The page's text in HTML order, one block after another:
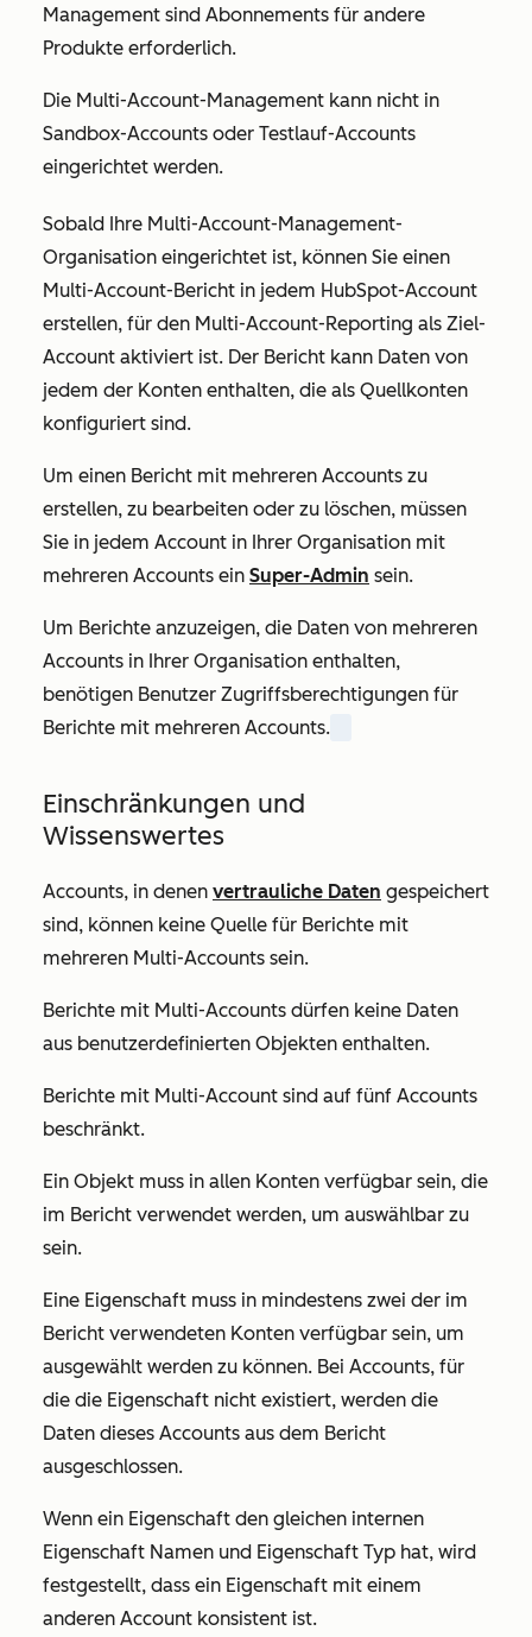
Management sind Abonnements für andere
Produkte erforderlich.
Die Multi-Account-Management kann nicht in
Sandbox-Accounts oder Testlauf-Accounts
eingerichtet werden.
Sobald Ihre Multi-Account-Management-
Organisation eingerichtet ist, können Sie einen
Multi-Account-Bericht in jedem HubSpot-Account
erstellen, für den Multi-Account-Reporting als Ziel-
Account aktiviert ist. Der Bericht kann Daten von
jedem der Konten enthalten, die als Quellkonten
konfiguriert sind.
Um einen Bericht mit mehreren Accounts zu
erstellen, zu bearbeiten oder zu löschen, müssen
Sie in jedem Account in Ihrer Organisation mit
mehreren Accounts ein Super-Admin sein.
Um Berichte anzuzeigen, die Daten von mehreren
Accounts in Ihrer Organisation enthalten,
benötigen Benutzer Zugriffsberechtigungen für
Berichte mit mehreren Accounts.
Einschränkungen und
Wissenswertes
Accounts, in denen vertrauliche Daten gespeichert
sind, können keine Quelle für Berichte mit
mehreren Multi-Accounts sein.
Berichte mit Multi-Accounts dürfen keine Daten
aus benutzerdefinierten Objekten enthalten.
Berichte mit Multi-Account sind auf fünf Accounts
beschränkt.
Ein Objekt muss in allen Konten verfügbar sein, die
im Bericht verwendet werden, um auswählbar zu
sein.
Eine Eigenschaft muss in mindestens zwei der im
Bericht verwendeten Konten verfügbar sein, um
ausgewählt werden zu können. Bei Accounts, für
die die Eigenschaft nicht existiert, werden die
Daten dieses Accounts aus dem Bericht
ausgeschlossen.
Wenn ein Eigenschaft den gleichen internen
Eigenschaft Namen und Eigenschaft Typ hat, wird
festgestellt, dass ein Eigenschaft mit einem
anderen Account konsistent ist.